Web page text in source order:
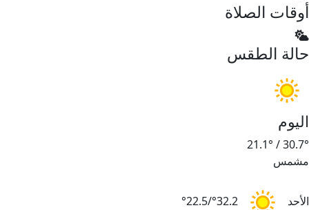
أوقات الصلاة
حالة الطقس
اليوم
30.7°
/
21.1°
مشمس
الأحد 32.2°/22.5°